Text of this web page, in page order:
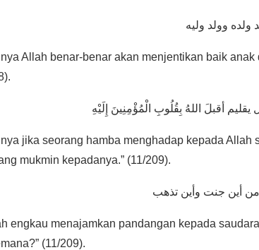
وولد وليه
Allah benar-benar akan menjentikan baik
jika seorang hamba menghadap kepada Allah
mukmin kepadanya.” (11/209).
engkau menajamkan pandangan kepada
(11/209).